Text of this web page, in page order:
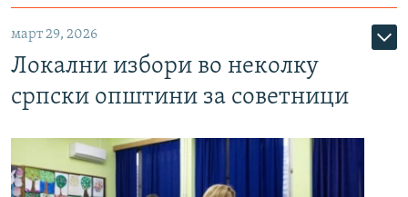
март 29, 2026
Локални избори во неколку
српски општини за советници